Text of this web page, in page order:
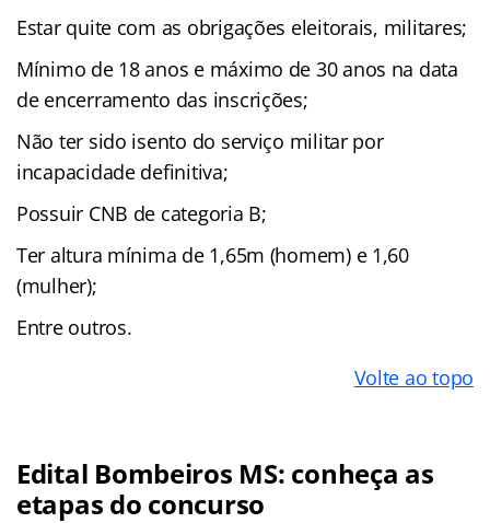
Estar quite com as obrigações eleitorais, militares;
Mínimo de 18 anos e máximo de 30 anos na data
de encerramento das inscrições;
Não ter sido isento do serviço militar por
incapacidade definitiva;
Possuir CNB de categoria B;
Ter altura mínima de 1,65m (homem) e 1,60
(mulher);
Entre outros.
Volte ao topo
Edital Bombeiros MS: conheça as
etapas do concurso